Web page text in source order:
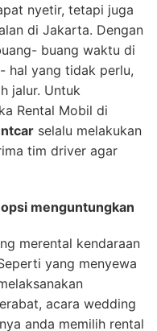
nyetir, tetapi juga
di Jakarta. Dengan
buang waktu di
hal yang tidak perlu,
jalur. Untuk
Rental Mobil di
selalu melakukan
tim driver agar
menguntungkan
merental kendaraan
yang menyewa
acara wedding
anda memilih rental